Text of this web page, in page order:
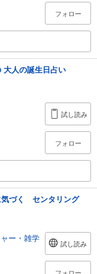
フォロー
大人の誕生日占い
試し読み
フォロー
気づく センタリング
ー・雑学
試し読み